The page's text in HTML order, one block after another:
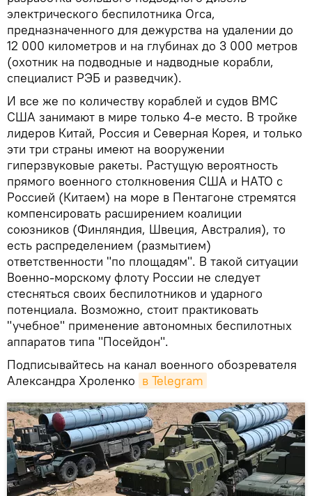
электрического беспилотника Orca,
предназначенного для дежурства на удалении до
12 000 километров и на глубинах до 3 000 метров
(охотник на подводные и надводные корабли,
специалист РЭБ и разведчик).
И все же по количеству кораблей и судов ВМС
США занимают в мире только 4-е место. В тройке
лидеров Китай, Россия и Северная Корея, и только
эти три страны имеют на вооружении
гиперзвуковые ракеты. Растущую вероятность
прямого военного столкновения США и НАТО с
Россией (Китаем) на море в Пентагоне стремятся
компенсировать расширением коалиции
союзников (Финляндия, Швеция, Австралия), то
есть распределением (размытием)
ответственности "по площадям". В такой ситуации
Военно-морскому флоту России не следует
стесняться своих беспилотников и ударного
потенциала. Возможно, стоит практиковать
"учебное" применение автономных беспилотных
аппаратов типа "Посейдон".
Подписывайтесь на канал военного обозревателя
Александра Хроленко в Telegram